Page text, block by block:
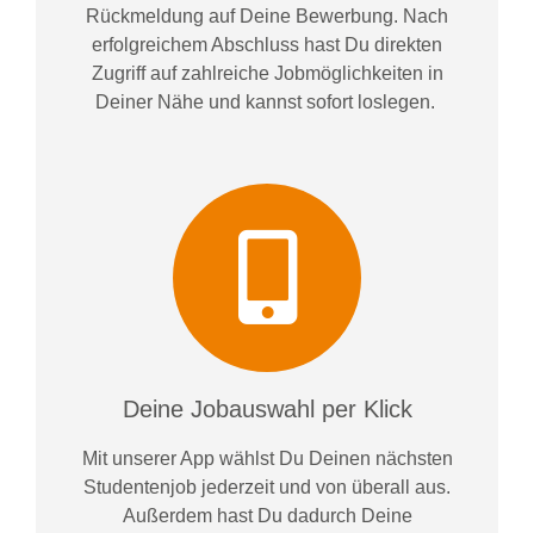
Rückmeldung auf Deine Bewerbung. Nach
erfolgreichem Abschluss hast Du direkten
Zugriff auf zahlreiche Jobmöglichkeiten in
Deiner Nähe und kannst sofort loslegen.
Deine Jobauswahl per Klick
Mit unserer App wählst Du Deinen nächsten
Studentenjob jederzeit und von überall aus.
Außerdem hast Du dadurch Deine